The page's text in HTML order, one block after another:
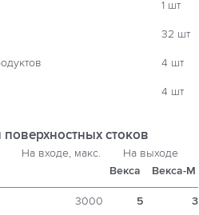
1 шт
32 шт
4 шт
4 шт
стоков
На входе, макс.
На выходе
Векса
Векса-М
3000 5 3